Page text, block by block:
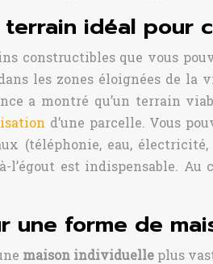
terrain idéal pour
constructibles que vous
les zones éloignées de
a montré qu’un terrain
d’une parcelle. Vous
(téléphonie, eau,
l’égout est indispensable.
une forme de
maison individuelle plus